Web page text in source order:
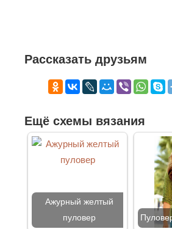
Рассказать друзьям
Ещё схемы вязания
Ажурный желтый
пуловер